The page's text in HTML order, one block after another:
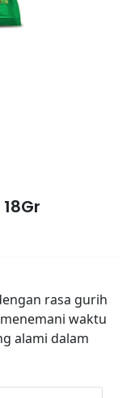
rasa gurih
waktu
alami dalam